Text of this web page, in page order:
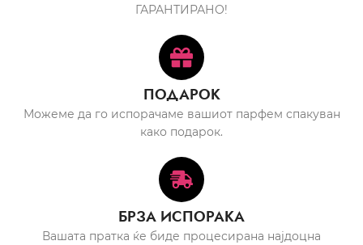
ГАРАНТИРАНО!
ПОДАРОК
Можеме да го испорачаме вашиот парфем спакуван
како подарок.
БРЗА ИСПОРАКА
Вашата пратка ќе биде процесирана најдоцна